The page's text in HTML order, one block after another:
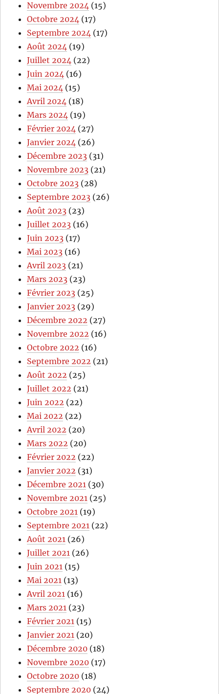
Novembre 2024 (15)
Octobre 2024 (17)
Septembre 2024 (17)
Août 2024 (19)
Juillet 2024 (22)
Juin 2024 (16)
Mai 2024 (15)
Avril 2024 (18)
Mars 2024 (19)
Février 2024 (27)
Janvier 2024 (26)
Décembre 2023 (31)
Novembre 2023 (21)
Octobre 2023 (28)
Septembre 2023 (26)
Août 2023 (23)
Juillet 2023 (16)
Juin 2023 (17)
Mai 2023 (16)
Avril 2023 (21)
Mars 2023 (23)
Février 2023 (25)
Janvier 2023 (29)
Décembre 2022 (27)
Novembre 2022 (16)
Octobre 2022 (16)
Septembre 2022 (21)
Août 2022 (25)
Juillet 2022 (21)
Juin 2022 (22)
Mai 2022 (22)
Avril 2022 (20)
Mars 2022 (20)
Février 2022 (22)
Janvier 2022 (31)
Décembre 2021 (30)
Novembre 2021 (25)
Octobre 2021 (19)
Septembre 2021 (22)
Août 2021 (26)
Juillet 2021 (26)
Juin 2021 (15)
Mai 2021 (13)
Avril 2021 (16)
Mars 2021 (23)
Février 2021 (15)
Janvier 2021 (20)
Décembre 2020 (18)
Novembre 2020 (17)
Octobre 2020 (18)
Septembre 2020 (24)